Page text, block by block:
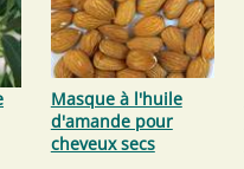
Masque à l'huile
d'amande pour
cheveux secs